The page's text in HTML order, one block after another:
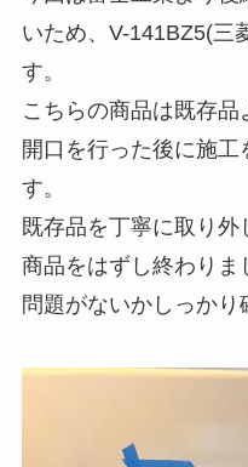
いため、V-141BZ5(三
す。
こちらの商品は既存品
開口を行った後に施工
す。
既存品を丁寧に取り外
商品をはずし終わり
問題がないかしっかり